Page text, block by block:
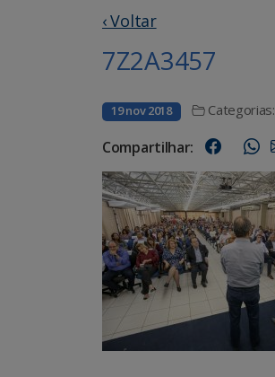
‹ Voltar
7Z2A3457
19 nov 2018 Categorias:
Compartilhar: